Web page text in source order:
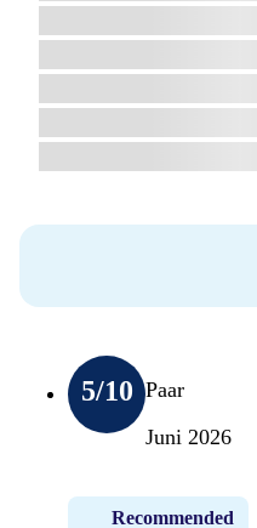
5/10 Paar
Juni 2026
Recommended